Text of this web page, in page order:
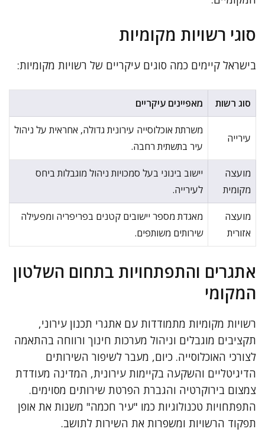
סוגי רשויות מקומיות
בישראל קיימים כמה סוגים עיקריים של רשויות מקומיות:
סוג רשות מאפיינים עיקריים
עירייה
משרתת אוכלוסייה עירונית גדולה, אחראית על ניהול
עיר בתשתית רחבה.
מועצה
מקומית
יישוב בינוני בעל סמכויות ניהול מוגבלות ביחס
לעירייה.
מועצה
אזורית
מאגדת מספר יישובים קטנים בפריפריה ומפעילה
שירותים משותפים.
אתגרים והתפתחויות בתחום השלטון
המקומי
רשויות מקומיות מתמודדות עם אתגרי תכנון עירוני,
תקציבים מוגבלים וניהול מערכות חינוך ורווחה בהתאמה
לצורכי האוכלוסייה. כיום, מעבר לשיפור השירותים
הדיגיטליים והשקעה בקיימות עירונית, המדינה מעודדת
צמצום בירוקרטיה והגברת הפרטת שירותים מסוימים.
התפתחויות טכנולוגיות כמו "עיר חכמה" משנות את אופן
תפקוד הרשויות ומשפרות את השירות לתושב.